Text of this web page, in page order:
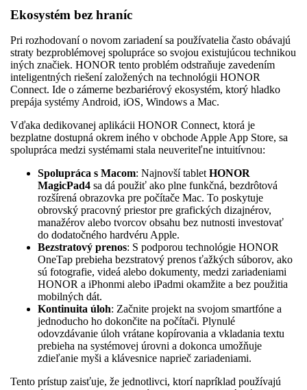
Ekosystém bez hraníc
Pri rozhodovaní o novom zariadení sa používatelia často obávajú
straty bezproblémovej spolupráce so svojou existujúcou technikou
iných značiek. HONOR tento problém odstraňuje zavedením
inteligentných riešení založených na technológii HONOR
Connect. Ide o zámerne bezbariérový ekosystém, ktorý hladko
prepája systémy Android, iOS, Windows a Mac.
Vďaka dedikovanej aplikácii HONOR Connect, ktorá je
bezplatne dostupná okrem iného v obchode Apple App Store, sa
spolupráca medzi systémami stala neuveriteľne intuitívnou:
Spolupráca s Macom: Najnovší tablet HONOR
MagicPad4 sa dá použiť ako plne funkčná, bezdrôtová
rozšírená obrazovka pre počítače Mac. To poskytuje
obrovský pracovný priestor pre grafických dizajnérov,
manažérov alebo tvorcov obsahu bez nutnosti investovať
do dodatočného hardvéru Apple.
Bezstratový prenos: S podporou technológie HONOR
OneTap prebieha bezstratový prenos ťažkých súborov, ako
sú fotografie, videá alebo dokumenty, medzi zariadeniami
HONOR a iPhonmi alebo iPadmi okamžite a bez použitia
mobilných dát.
Kontinuita úloh: Začnite projekt na svojom smartfóne a
jednoducho ho dokončite na počítači. Plynulé
odovzdávanie úloh vrátane kopírovania a vkladania textu
prebieha na systémovej úrovni a dokonca umožňuje
zdieľanie myši a klávesnice naprieč zariadeniami.
Tento prístup zaisťuje, že jednotlivci, ktorí napríklad používajú